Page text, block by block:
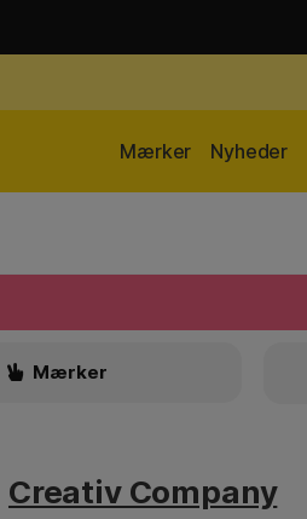
Nyheder
Mærker
Mærker
Creativ Company